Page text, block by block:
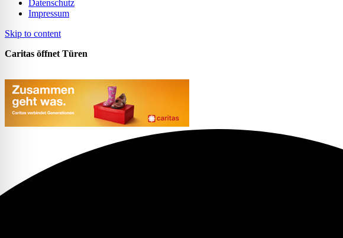
Datenschutz
Impressum
Skip to content
Caritas öffnet Türen